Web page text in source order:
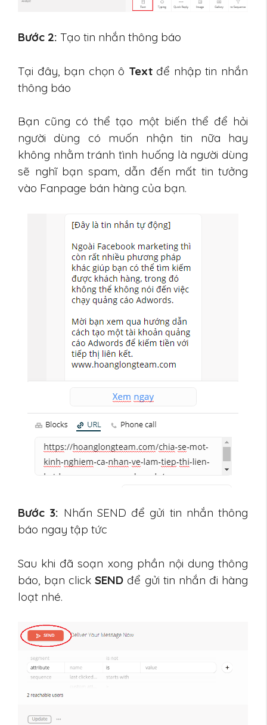
Bước 2: Tạo tin nhắn thông báo
Tại đây, bạn chọn ô Textđể nhập tin nhắn
thông báo
Bạn cũng có thể tạo một biến thể để hỏi
người dùng có muốn nhận tin nữa hay
không nhằm tránh tình huống là người dùng
sẽ nghĩ bạn spam, dẫn đến mất tin tưởng
vào Fanpage bán hàng của bạn.
Bước 3: Nhấn SEND để gửi tin nhắn thông
báo ngay tập tức
Sau khi đã soạn xong phần nội dung thông
báo, bạn clickSEND để gửi tin nhắn đi hàng
loạt nhé.